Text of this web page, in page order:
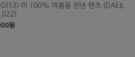
마 100% 여름용 린넨 팬츠 (DAEIL
원